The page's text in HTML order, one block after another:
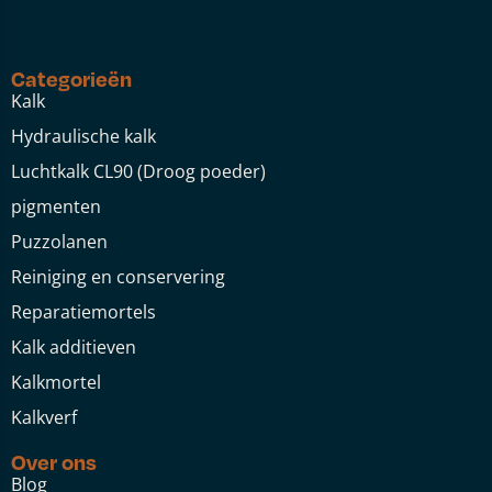
Categorieën
Kalk
Hydraulische kalk
Luchtkalk CL90 (Droog poeder)
pigmenten
Puzzolanen
Reiniging en conservering
Reparatiemortels
Kalk additieven
Kalkmortel
Kalkverf
Over ons
Blog